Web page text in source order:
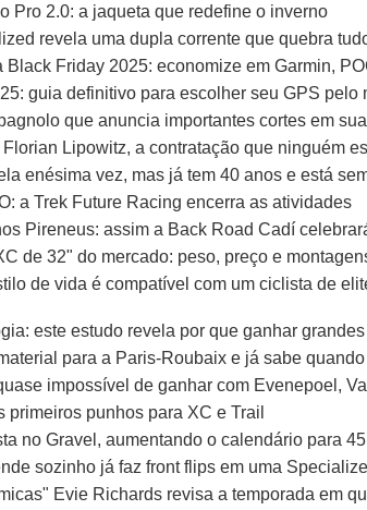
Pro 2.0: a jaqueta que redefine o inverno
revela uma dupla corrente que quebra
Black Friday 2025: economize em Garmin,
guia definitivo para escolher seu GPS pelo
que anuncia importantes cortes em
Lipowitz, a contratação que ninguém
enésima vez, mas já tem 40 anos e está
a Trek Future Racing encerra as atividades
Pireneus: assim a Back Road Cadí
de 32" do mercado: peso, preço e
de vida é compatível com um ciclista de
este estudo revela por que ganhar
para a Paris-Roubaix e já sabe
impossível de ganhar com Evenepoel,
primeiros punhos para XC e Trail
no Gravel, aumentando o calendário para
sozinho já faz front flips em uma
Evie Richards revisa a temporada em